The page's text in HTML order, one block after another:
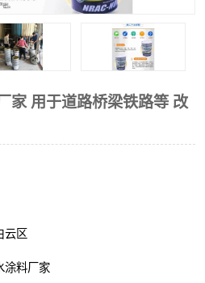
家 用于道路桥梁铁路等 改
云区
涂料厂家